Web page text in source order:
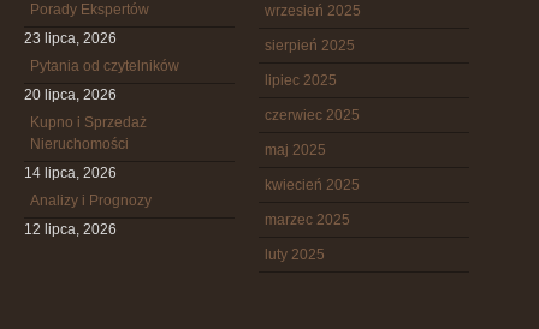
Porady Ekspertów
23 lipca, 2026
Pytania od czytelników
20 lipca, 2026
Kupno i Sprzedaż
Nieruchomości
14 lipca, 2026
Analizy i Prognozy
12 lipca, 2026
wrzesień 2025
sierpień 2025
lipiec 2025
czerwiec 2025
maj 2025
kwiecień 2025
marzec 2025
luty 2025